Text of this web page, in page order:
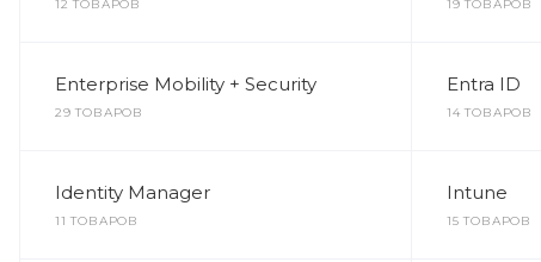
12 ТОВАРОВ 19 ТОВАРОВ
Enterprise Mobility + Security
29 ТОВАРОВ
Entra ID
14 ТОВАРОВ
Identity Manager
11 ТОВАРОВ
Intune
15 ТОВАРОВ